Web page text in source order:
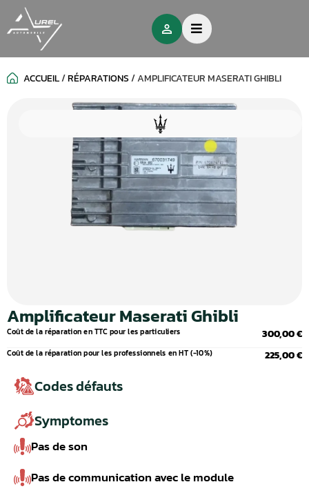
ACCUEIL/RÉPARATIONS/AMPLIFICATEUR MASERATI GHIBLI
Amplificateur Maserati Ghibli
Coût de la réparation en TTC pour les particuliers 300,00 €
Coût de la réparation pour les professionnels en HT (-10%) 225,00 €
Codes défauts
Symptomes
Pas de son
Pas de communication avec le module